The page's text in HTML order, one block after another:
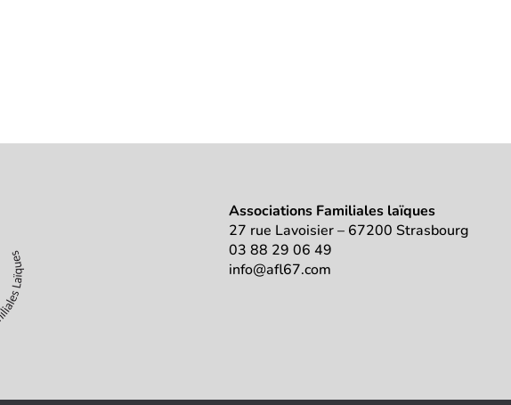
Associations Familiales laïques
27 rue Lavoisier – 67200 Strasbourg
03 88 29 06 49
info@afl67.com